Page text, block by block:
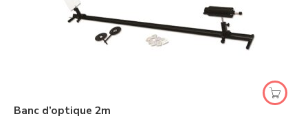
Banc d’optique 2m